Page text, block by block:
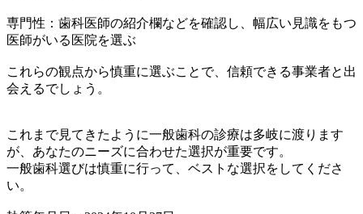
専門性：歯科医師の紹介欄などを確認し、幅広い見識をもつ
医師がいる医院を選ぶ
これらの観点から慎重に選ぶことで、信頼できる事業者と出
会えるでしょう。
これまで見てきたように一般歯科の診療は多岐に渡ります
が、あなたのニーズに合わせた選択が重要です。
一般歯科選びは慎重に行って、ベストな選択をしてくださ
い。